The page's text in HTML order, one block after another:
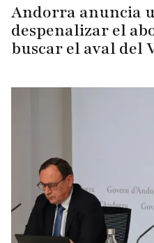
Andorra anuncia
despenalizar el
buscar el aval del